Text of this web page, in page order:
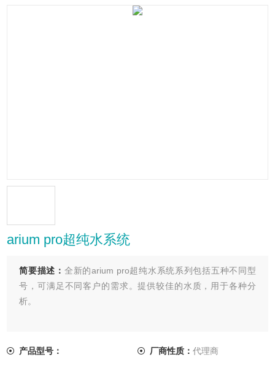
arium pro超纯水系统
简要描述： 全新的arium pro超纯水系统系列包括五种不同型
号，可满足不同客户的需求。提供较佳的水质，用于各种分
析。
产品型号： 厂商性质： 代理商